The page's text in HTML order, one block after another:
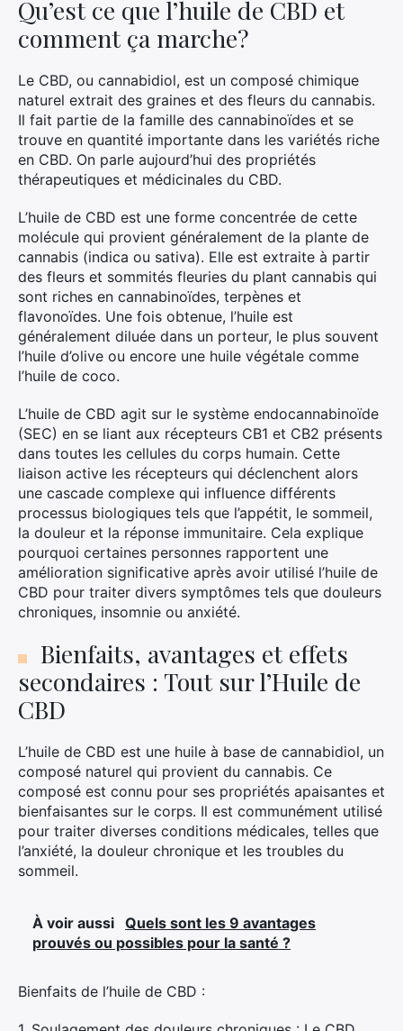
Qu’est ce que l’huile de CBD et
comment ça marche?
Le CBD, ou cannabidiol, est un composé chimique
naturel extrait des graines et des fleurs du cannabis.
Il fait partie de la famille des cannabinoïdes et se
trouve en quantité importante dans les variétés riche
en CBD. On parle aujourd’hui des propriétés
thérapeutiques et médicinales du CBD.
L’huile de CBD est une forme concentrée de cette
molécule qui provient généralement de la plante de
cannabis (indica ou sativa). Elle est extraite à partir
des fleurs et sommités fleuries du plant cannabis qui
sont riches en cannabinoïdes, terpènes et
flavonoïdes. Une fois obtenue, l’huile est
généralement diluée dans un porteur, le plus souvent
l’huile d’olive ou encore une huile végétale comme
l’huile de coco.
L’huile de CBD agit sur le système endocannabinoïde
(SEC) en se liant aux récepteurs CB1 et CB2 présents
dans toutes les cellules du corps humain. Cette
liaison active les récepteurs qui déclenchent alors
une cascade complexe qui influence différents
processus biologiques tels que l’appétit, le sommeil,
la douleur et la réponse immunitaire. Cela explique
pourquoi certaines personnes rapportent une
amélioration significative après avoir utilisé l’huile de
CBD pour traiter divers symptômes tels que douleurs
chroniques, insomnie ou anxiété.
Bienfaits, avantages et effets
secondaires : Tout sur l’Huile de
CBD
L’huile de CBD est une huile à base de cannabidiol, un
composé naturel qui provient du cannabis. Ce
composé est connu pour ses propriétés apaisantes et
bienfaisantes sur le corps. Il est communément utilisé
pour traiter diverses conditions médicales, telles que
l’anxiété, la douleur chronique et les troubles du
sommeil.
À voir aussi Quels sont les 9 avantages
prouvés ou possibles pour la santé ?
Bienfaits de l’huile de CBD :